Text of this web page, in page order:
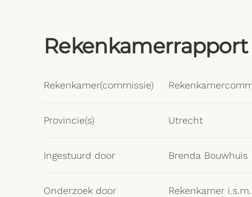
Rekenkamerrapport
Rekenkamer(commissie)
Provincie(s) Utrecht
Ingestuurd door Brenda Bouwhuis
Onderzoek door Rekenkamer